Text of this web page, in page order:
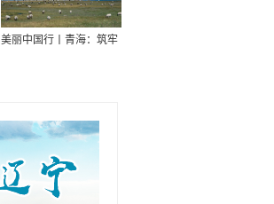
美丽中国行丨青海：筑牢